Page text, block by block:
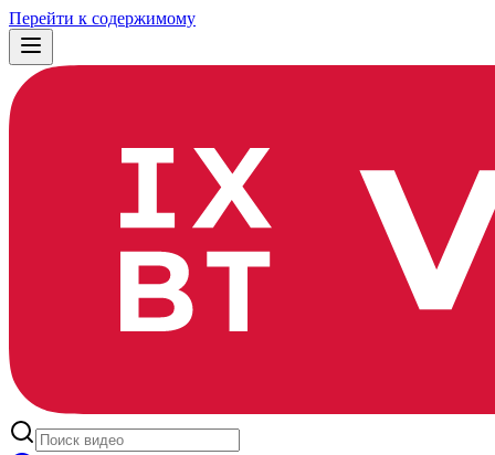
Перейти к содержимому